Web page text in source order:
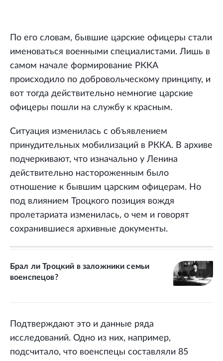
По его словам, бывшие царские офицеры стали
именоваться военными специалистами. Лишь в
самом начале формирование РККА
происходило по добровольческому принципу, и
вот тогда действительно немногие царские
офицеры пошли на службу к красным.
Ситуация изменилась с объявлением
принудительных мобилизаций в РККА. В архиве
подчеркивают, что изначально у Ленина
действительно настороженным было
отношение к бывшим царским офицерам. Но
под влиянием Троцкого позиция вождя
пролетариата изменилась, о чем и говорят
сохранившиеся архивные документы.
Брал ли Троцкий в заложники семьи
военспецов?
Подтверждают это и данные ряда
исследований. Одно из них, например,
подсчитало, что военспецы составляли 85